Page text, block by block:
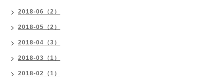
2018-06（2）
2018-05（2）
2018-04（3）
2018-03（1）
2018-02（1）